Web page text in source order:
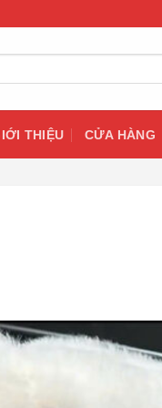
THIỆU CỬA HÀNG